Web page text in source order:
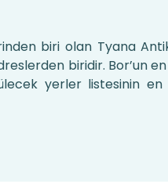
biri olan Tyana
biridir. Bor’un
yerler listesinin en